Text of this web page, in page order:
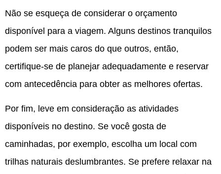
Não se esqueça de considerar o orçamento
disponível para a viagem. Alguns destinos tranquilos
podem ser mais caros do que outros, então,
certifique-se de planejar adequadamente e reservar
com antecedência para obter as melhores ofertas.
Por fim, leve em consideração as atividades
disponíveis no destino. Se você gosta de
caminhadas, por exemplo, escolha um local com
trilhas naturais deslumbrantes. Se prefere relaxar na